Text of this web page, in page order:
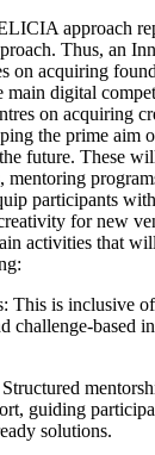
approach
Thus, an
on acquiring
digital
on acquiring
the prime aim
future. These
participants with
for new
activities that
This is inclusive
challenge-based
guiding
solutions.